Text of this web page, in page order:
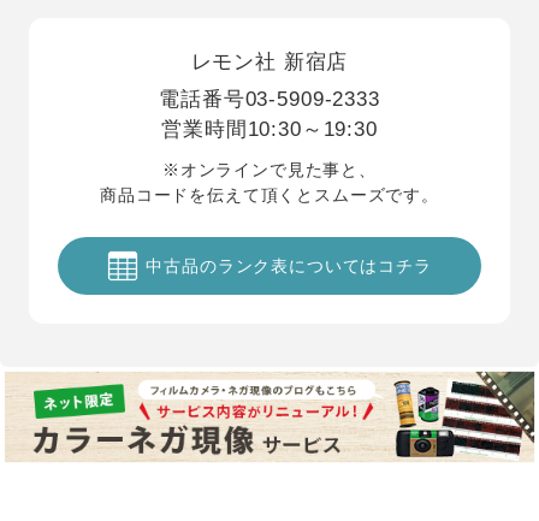
レモン社 新宿店
電話番号03-5909-2333
営業時間 10:30～19:30
※オンラインで見た事と、
商品コードを伝えて頂くとスムーズです。
中古品のランク表についてはコチラ